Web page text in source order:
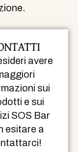
avere
sui
e sui
SOS Bar
esitare a